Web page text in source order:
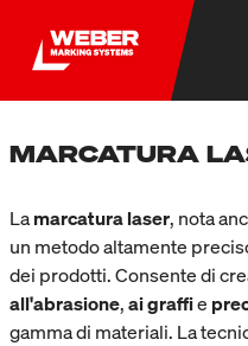
MARCATURA
Lamarcatura laser, nota
un metodo altamente
dei prodotti. Consente di
all'abrasione,ai graffie
gamma di materiali. La